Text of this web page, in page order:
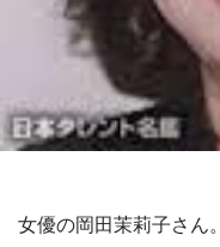
女優の岡田茉莉子さん。